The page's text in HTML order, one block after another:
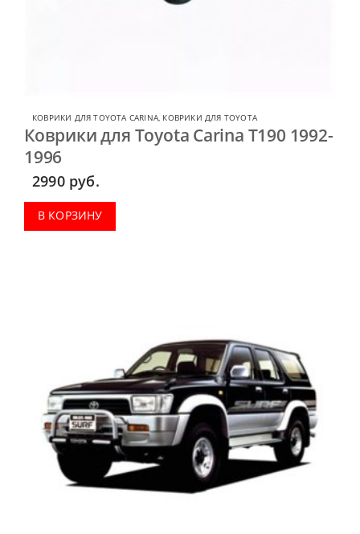
КОВРИКИ ДЛЯ TOYOTA CARINA, КОВРИКИ ДЛЯ TOYOTA
Коврики для Toyota Carina T190 1992-
1996
2990 руб.
В КОРЗИНУ